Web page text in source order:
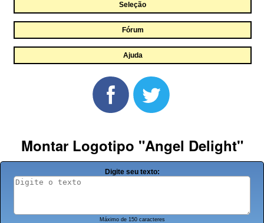
Seleção
Fórum
Ajuda
Montar Logotipo "Angel Delight"
Digite seu texto:
Máximo de 150 caracteres